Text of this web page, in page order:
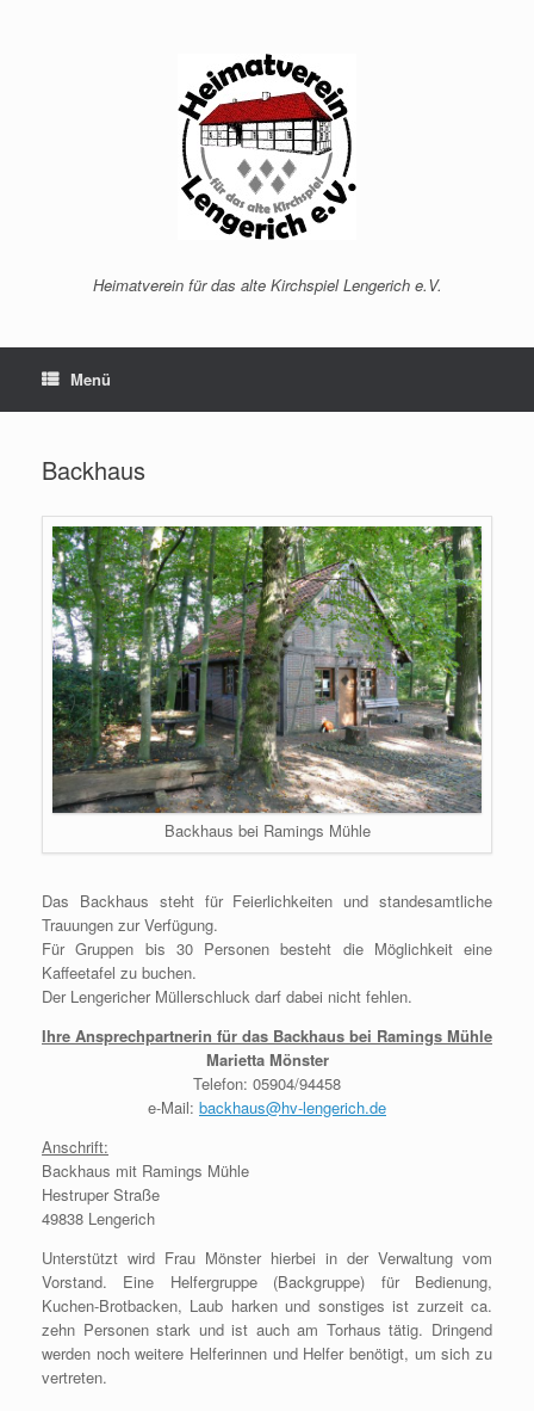
Heimatverein für das alte Kirchspiel Lengerich e.V.
Menü
Backhaus
Backhaus bei Ramings Mühle
Das Backhaus steht für Feierlichkeiten und standesamtliche
Trauungen zur Verfügung.
Für Gruppen bis 30 Personen besteht die Möglichkeit eine
Kaffeetafel zu buchen.
Der Lengericher Müllerschluck darf dabei nicht fehlen.
Ihre Ansprechpartnerin für das Backhaus bei Ramings Mühle
Marietta Mönster
Telefon: 05904/94458
e-Mail: backhaus@hv-lengerich.de
Anschrift:
Backhaus mit Ramings Mühle
Hestruper Straße
49838 Lengerich
Unterstützt wird Frau Mönster hierbei in der Verwaltung vom
Vorstand. Eine Helfergruppe (Backgruppe) für Bedienung,
Kuchen-Brotbacken, Laub harken und sonstiges ist zurzeit ca.
zehn Personen stark und ist auch am Torhaus tätig. Dringend
werden noch weitere Helferinnen und Helfer benötigt, um sich zu
vertreten.